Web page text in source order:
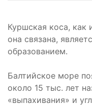
Куршская коса, как
она связана,
образованием.
Балтийское море
около 15 тыс. лет
«выпахивания» и